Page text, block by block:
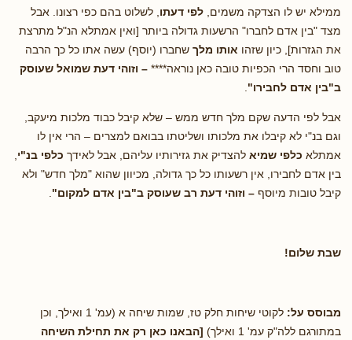
ממילא יש לו הצדקה משמים, לפי דעתו , לשלוט בהם כפי רצונו. אבל
מצד "בין אדם לחברו" הרשעות גדולה ביותר [ואין אמתלא הנ"ל מתרצת
את הגזרות], כיון שזהו אותו מלך שחברו (יוסף) עשה אתו כל כך הרבה
טוב וחסד הרי הכפיות טובה כאן נוראה**** – וזוהי דעת שמואל שעוסק
ב"בין אדם לחבירו"
אבל לפי הדעה שקם מלך חדש ממש – שלא קיבל כבוד מלכות מיעקב,
וגם בנ"י לא קיבלו את מלכותו ושליטתו בבואם למצרים – הרי אין לו
אמתלא כלפי שמיא להצדיק את גזירותיו עליהם, אבל לאידך כלפי בנ"י
בין אדם לחבירו, אין רשעותו כל כך גדולה, מכיוון שהוא "מלך חדש" ולא
קיבל טובות מיוסף – וזוהי דעת רב שעוסק ב"בין אדם למקום"
שבת שלום!
מבוסס על:
לקוטי שיחות חלק טז, שמות שיחה א (עמ' 1 ואילך, וכן
במתורגם ללה"ק עמ' 1 ואילך)
[הבאנו כאן רק את תחילת השיחה